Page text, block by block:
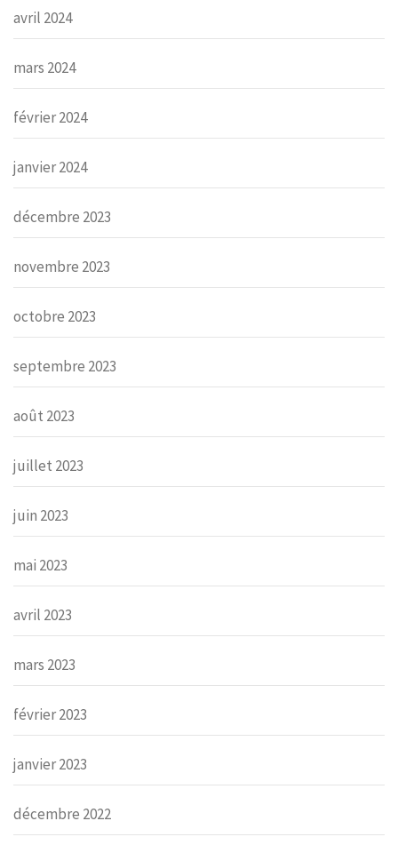
avril 2024
mars 2024
février 2024
janvier 2024
décembre 2023
novembre 2023
octobre 2023
septembre 2023
août 2023
juillet 2023
juin 2023
mai 2023
avril 2023
mars 2023
février 2023
janvier 2023
décembre 2022